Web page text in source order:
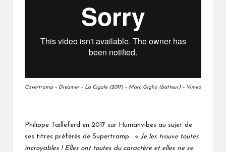
Covertramp – Dreamer – La Cigale (2017) – Marc Giglio (batteur) – Vimeo
Philippe Tailleferd en 2017 sur Humanvibes au sujet de
ses titres préférés de Supertramp : « Je les trouve toutes
incroyables ! Elles ont toutes du caractère et elles ne se